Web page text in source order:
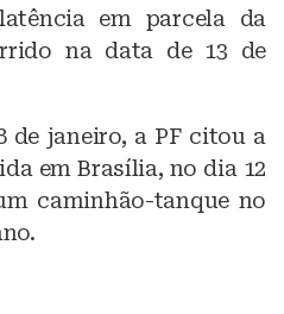
em parcela da
na data de 13 de
de janeiro, a PF citou a
em Brasília, no dia 12
caminhão-tanque no